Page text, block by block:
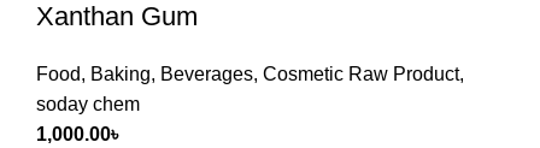
Xanthan Gum
Food, Baking, Beverages, Cosmetic Raw Product,
soday chem
1,000.00৳